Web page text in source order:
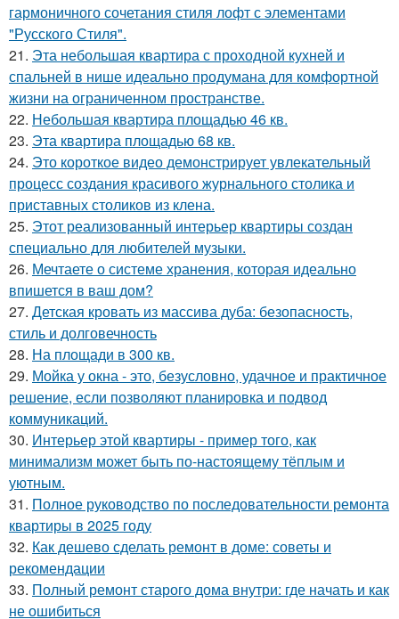
гармоничного сочетания стиля лофт с элементами
"Русского Стиля".
21. Эта небольшая квартира с проходной кухней и
спальней в нише идеально продумана для комфортной
жизни на ограниченном пространстве.
22. Небольшая квартира площадью 46 кв.
23. Эта квартира площадью 68 кв.
24. Это короткое видео демонстрирует увлекательный
процесс создания красивого журнального столика и
приставных столиков из клена.
25. Этот реализованный интерьер квартиры создан
специально для любителей музыки.
26. Мечтаете о системе хранения, которая идеально
впишется в ваш дом?
27. Детская кровать из массива дуба: безопасность,
стиль и долговечность
28. На площади в 300 кв.
29. Мойка у окна - это, безусловно, удачное и практичное
решение, если позволяют планировка и подвод
коммуникаций.
30. Интерьер этой квартиры - пример того, как
минимализм может быть по-настоящему тёплым и
уютным.
31. Полное руководство по последовательности ремонта
квартиры в 2025 году
32. Как дешево сделать ремонт в доме: советы и
рекомендации
33. Полный ремонт старого дома внутри: где начать и как
не ошибиться